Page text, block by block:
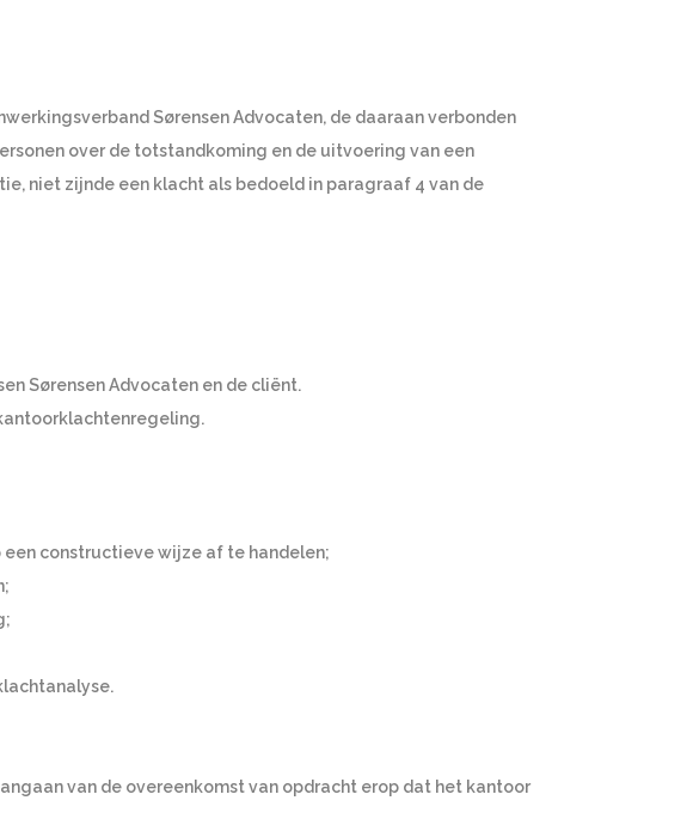
Sørensen Advocaten, de daaraan verbonden
over de totstandkoming en de uitvoering van een
niet zijnde een klacht als bedoeld in paragraaf 4 van de
Sørensen Advocaten en de cliënt.
constructieve wijze af te handelen;
van de overeenkomst van opdracht erop dat het kantoor